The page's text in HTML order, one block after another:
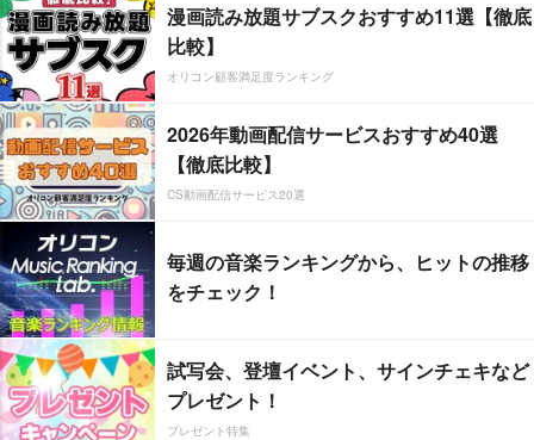
漫画読み放題サブスクおすすめ11選【徹底
比較】
オリコン顧客満足度ランキング
2026年動画配信サービスおすすめ40選
【徹底比較】
CS動画配信サービス20選
毎週の音楽ランキングから、ヒットの推移
をチェック！
試写会、登壇イベント、サインチェキなど
プレゼント！
プレゼント特集